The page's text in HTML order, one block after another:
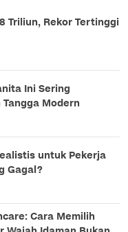
Triliun, Rekor Tertinggi
Ini Sering
Modern
untuk Pekerja
Gagal?
Cara Memilih